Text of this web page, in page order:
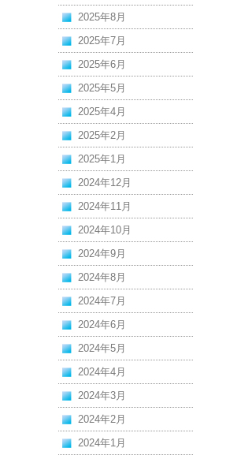
2025年8月
2025年7月
2025年6月
2025年5月
2025年4月
2025年2月
2025年1月
2024年12月
2024年11月
2024年10月
2024年9月
2024年8月
2024年7月
2024年6月
2024年5月
2024年4月
2024年3月
2024年2月
2024年1月